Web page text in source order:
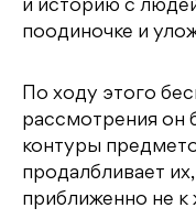
и историю с
поодиночке и
По ходу этого
рассмотрения он
контуры
продалбливает
приближенно не к